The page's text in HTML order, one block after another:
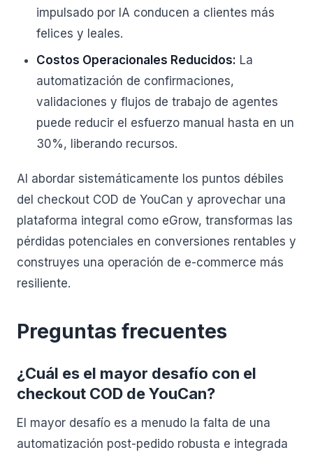
impulsado por IA conducen a clientes más
felices y leales.
Costos Operacionales Reducidos: La
automatización de confirmaciones,
validaciones y flujos de trabajo de agentes
puede reducir el esfuerzo manual hasta en un
30%, liberando recursos.
Al abordar sistemáticamente los puntos débiles
del checkout COD de YouCan y aprovechar una
plataforma integral como eGrow, transformas las
pérdidas potenciales en conversiones rentables y
construyes una operación de e-commerce más
resiliente.
Preguntas frecuentes
¿Cuál es el mayor desafío con el
checkout COD de YouCan?
El mayor desafío es a menudo la falta de una
automatización post-pedido robusta e integrada